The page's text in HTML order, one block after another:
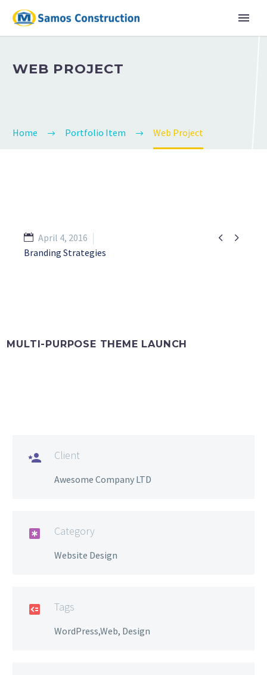
WEB PROJECT
Home Portfolio Item Web Project
 
April 4, 2016
Branding Strategies
MULTI-PURPOSE THEME LAUNCH
 Client
Awesome Company LTD
 Category
Website Design
 Tags
WordPress,Web, Design